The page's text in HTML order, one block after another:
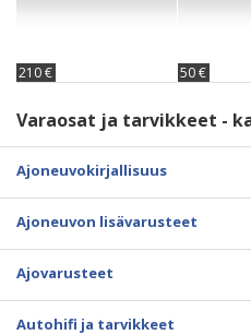
210 € 50 €
Varaosat ja tarvikkeet -
Ajoneuvokirjallisuus
Ajoneuvon lisävarusteet
Ajovarusteet
Autohifi ja tarvikkeet